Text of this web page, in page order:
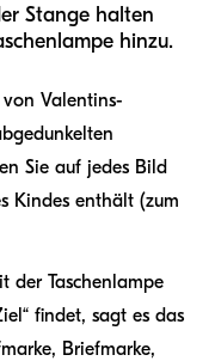
Stange halten
hinzu.
Valentins-
Sie auf jedes Bild
Kindes enthält (zum
der Taschenlampe
findet, sagt es das
Briefmarke,